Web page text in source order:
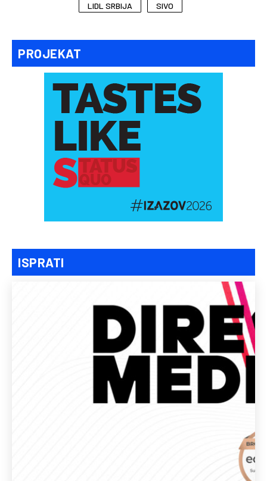
PROJEKAT
ISPRATI
LIDL SRBIJA SIVO